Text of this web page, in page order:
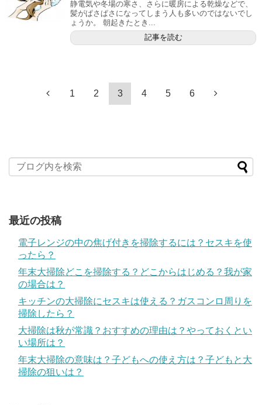
静電気や冬場の寒さ、さらに暖房による乾燥などで、
髪がぱさぱさになってしまう人も多いのではないでし
ょうか。 朝起きたとき...
記事を読む
1 2 3 4 5 6
最近の投稿
電子レンジの中の焦げ付きを掃除するには？セスキを使
ったら？
年末大掃除どこを掃除する？どこからはじめる？我が家
の場合は？
キッチンの大掃除にセスキは使える？ガスコンロ周りを
掃除したら？
大掃除は秋が常識？おすすめの理由は？やっておくとい
い場所は？
年末大掃除の意味は？子どもへの使え方は？子どもと大
掃除の狙いは？